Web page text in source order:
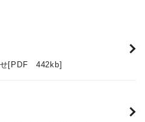
せ[PDF 442kb]